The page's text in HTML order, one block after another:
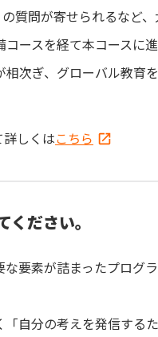
質問が寄せられるなど
ースを経て本コースに
次ぎ、グローバル教育
しくはこちら
ください。
要素が詰まったプログ
自分の考えを発信する